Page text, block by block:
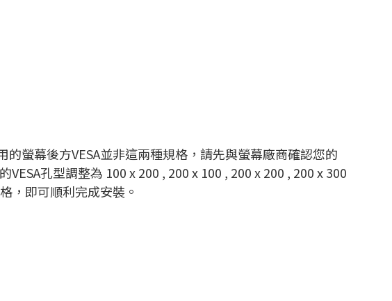
螢幕後方VESA並非這兩種規格，請先與螢幕廠商確認您的
VESA孔型調整為 100 x 200 , 200 x 100 , 200 x 200 , 200 x 300
，即可順利完成安裝。